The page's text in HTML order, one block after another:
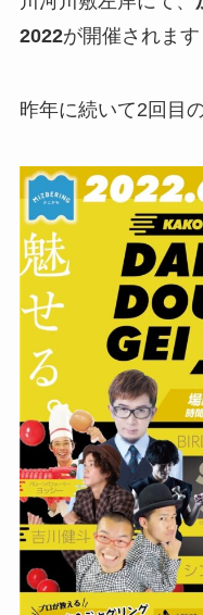
2022が開催されま
昨年に続いて2回目